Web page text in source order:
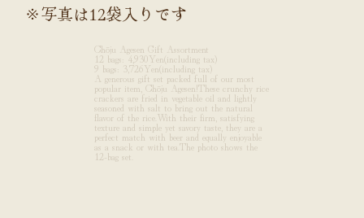
※写真は12袋入りです
Chōju Agesen Gift Assortment
12 bags: 4,930Yen(including tax)
9 bags: 3,726Yen(including tax)
A generous gift set packed full of our most
popular item, Chōju Agesen!These crunchy rice
crackers are fried in vegetable oil and lightly
seasoned with salt to bring out the natural
flavor of the rice.With their firm, satisfying
texture and simple yet savory taste, they are a
perfect match with beer and equally enjoyable
as a snack or with tea.The photo shows the
12-bag set.